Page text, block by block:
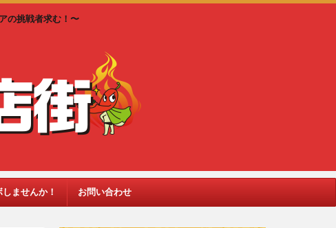
の挑戦者求む！〜
しませんか！ お問い合わせ